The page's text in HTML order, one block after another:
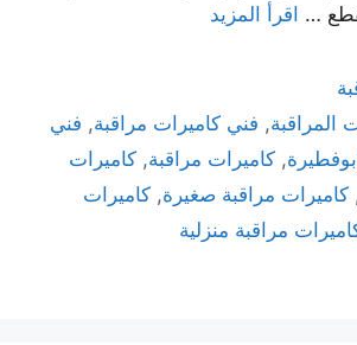
… اقرأ المزيد
المراقبة, فني كاميرات مراقبة, فني
, كاميرات مراقبة, كاميرات
كاميرات مراقبة صغيرة, كاميرات
مراقبة منزلية